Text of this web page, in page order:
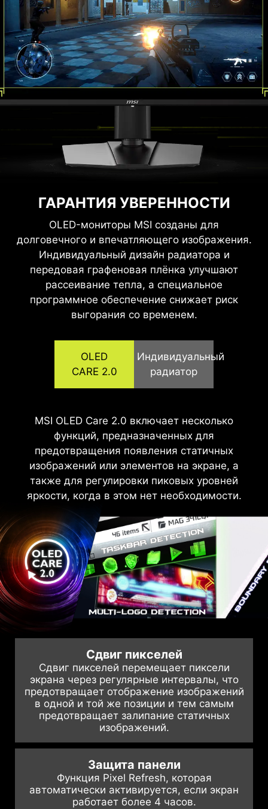
ГАРАНТИЯ УВЕРЕННОСТИ
OLED-мониторы MSI созданы для
долговечного и впечатляющего изображения.
Индивидуальный дизайн радиатора и
передовая графеновая плёнка улучшают
рассеивание тепла, а специальное
программное обеспечение снижает риск
выгорания со временем.
OLED
CARE 2.0
Индивидуальный
радиатор
MSI OLED Care 2.0 включает несколько
функций, предназначенных для
предотвращения появления статичных
изображений или элементов на экране, а
также для регулировки пиковых уровней
яркости, когда в этом нет необходимости.
Сдвиг пикселей
Сдвиг пикселей перемещает пиксели
экрана через регулярные интервалы, что
предотвращает отображение изображений
в одной и той же позиции и тем самым
предотвращает залипание статичных
изображений.
Защита панели
Функция Pixel Refresh, которая
автоматически активируется, если экран
работает более 4 часов.
Панели QD-OLED оснащены графеновой
плёнкой для превосходной теплопроводности
и индивидуально разработанными
радиаторами. Это позволяет эффективно и
бесшумно отводить тепло без использования
вентиляторов, продлевая срок службы